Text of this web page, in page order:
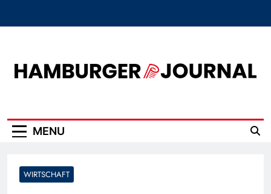
MENU
WIRTSCHAFT